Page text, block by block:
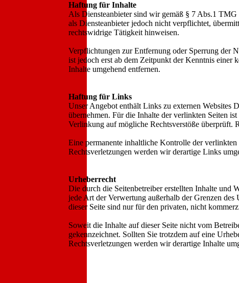
Haftung für Inhalte
Als Diensteanbieter sind wir gemäß § 7 Abs.1
als Diensteanbieter jedoch nicht verpflichtet,
rechtswidrige Tätigkeit hinweisen.
Verpflichtungen zur Entfernung oder Sperrung der
ist jedoch erst ab dem Zeitpunkt der Kenntnis einer
Inhalte umgehend entfernen.
Haftung für Links
Unser Angebot enthält Links zu externen Websites
übernehmen. Für die Inhalte der verlinkten Seiten
Verlinkung auf mögliche Rechtsverstöße überprüft.
Eine permanente inhaltliche Kontrolle der
Rechtsverletzungen werden wir derartige Links
Urheberrecht
Die durch die Seitenbetreiber erstellten Inhalte und
jede Art der Verwertung außerhalb der Grenzen
dieser Seite sind nur für den privaten, nicht
Soweit die Inhalte auf dieser Seite nicht vom
gekennzeichnet. Sollten Sie trotzdem auf eine
Rechtsverletzungen werden wir derartige Inhalte